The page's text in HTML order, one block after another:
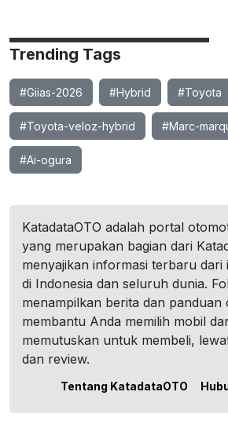
Trending Tags
#Giias-2026 #Hybrid #Toyota
#Toyota-veloz-hybrid #Marc-
#Ai-ogura
KatadataOTO adalah portal
yang merupakan bagian dari
menyajikan informasi terbaru
di Indonesia dan seluruh dunia.
menampilkan berita dan
membantu Anda memilih mobil
memutuskan untuk membeli,
dan review.
Tentang KatadataOTO